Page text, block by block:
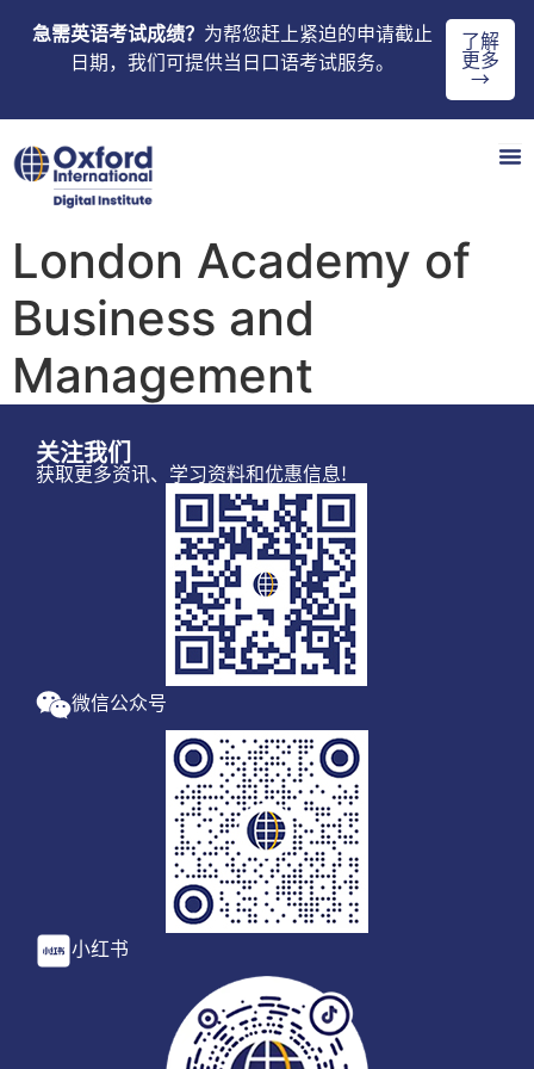
急需英语考试成绩？ 为帮您赶上紧迫的申请截止
日期，我们可提供当日口语考试服务。
了解
更多
→
London Academy of
Business and
Management
关注我们
获取更多资讯、学习资料和优惠信息!
微信公众号
小红书